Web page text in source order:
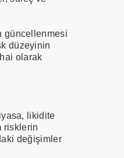
güncellenmesi
düzeyinin
olarak
likidite
risklerin
değişimler